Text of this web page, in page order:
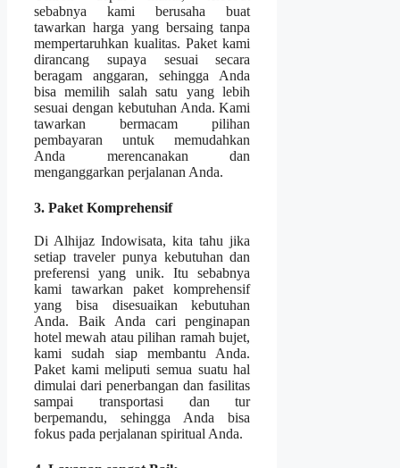
sebabnya kami berusaha buat
tawarkan harga yang bersaing tanpa
mempertaruhkan kualitas. Paket kami
dirancang supaya sesuai secara
beragam anggaran, sehingga Anda
bisa memilih salah satu yang lebih
sesuai dengan kebutuhan Anda. Kami
tawarkan bermacam pilihan
pembayaran untuk memudahkan
Anda merencanakan dan
menganggarkan perjalanan Anda.
3. Paket Komprehensif
Di Alhijaz Indowisata, kita tahu jika
setiap traveler punya kebutuhan dan
preferensi yang unik. Itu sebabnya
kami tawarkan paket komprehensif
yang bisa disesuaikan kebutuhan
Anda. Baik Anda cari penginapan
hotel mewah atau pilihan ramah bujet,
kami sudah siap membantu Anda.
Paket kami meliputi semua suatu hal
dimulai dari penerbangan dan fasilitas
sampai transportasi dan tur
berpemandu, sehingga Anda bisa
fokus pada perjalanan spiritual Anda.